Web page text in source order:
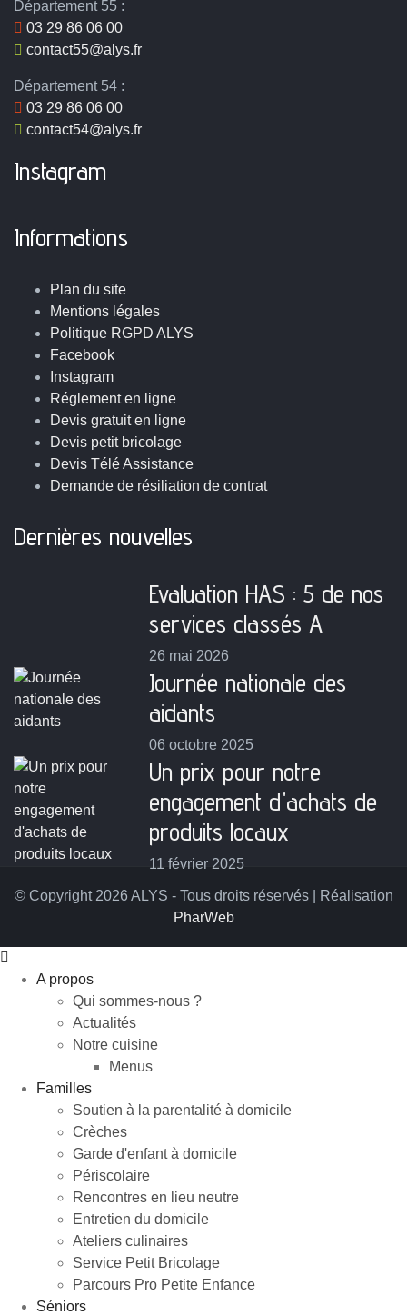
Département 55 :
03 29 86 06 00
contact55@alys.fr
Département 54 :
03 29 86 06 00
contact54@alys.fr
Instagram
Informations
Plan du site
Mentions légales
Politique RGPD ALYS
Facebook
Instagram
Réglement en ligne
Devis gratuit en ligne
Devis petit bricolage
Devis Télé Assistance
Demande de résiliation de contrat
Dernières nouvelles
Evaluation HAS : 5 de nos
services classés A
26 mai 2026
Journée nationale des
aidants
06 octobre 2025
Un prix pour notre
engagement d'achats de
produits locaux
11 février 2025
© Copyright 2026 ALYS - Tous droits réservés | Réalisation
PharWeb
A propos
Qui sommes-nous ?
Actualités
Notre cuisine
Menus
Familles
Soutien à la parentalité à domicile
Crèches
Garde d'enfant à domicile
Périscolaire
Rencontres en lieu neutre
Entretien du domicile
Ateliers culinaires
Service Petit Bricolage
Parcours Pro Petite Enfance
Séniors